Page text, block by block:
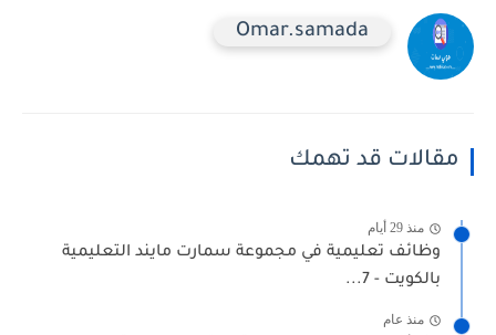
Omar.samada
مقالات قد تهمك
منذ 29 أيام
وظائف تعليمية في مجموعة سمارت مايند التعليمية
بالكويت - 7...
منذ عام